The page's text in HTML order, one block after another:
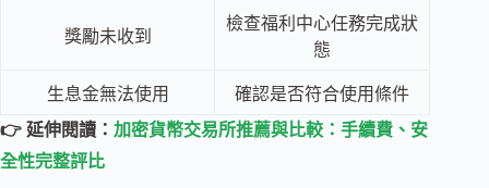
獎勵未收到
檢查福利中心任務完成狀
態
生息金無法使用
確認是否符合使用條件
👉 延伸閱讀： 加密貨幣交易所推薦與比較：手續費、安
全性完整評比